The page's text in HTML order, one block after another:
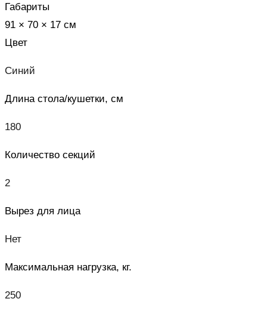
Габариты
91 × 70 × 17 см
Цвет
Синий
Длина стола/кушетки, см
180
Количество секций
2
Вырез для лица
Нет
Максимальная нагрузка, кг.
250